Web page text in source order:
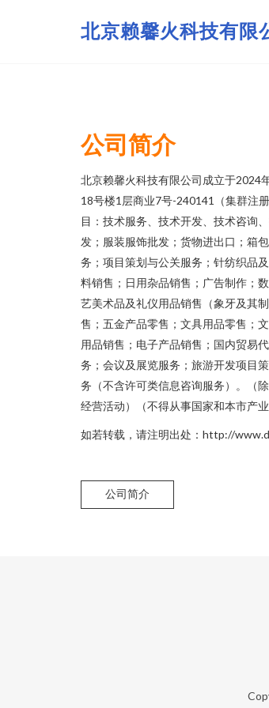
北京赖馨火科技有限
公司简介
北京赖馨火科技有限公司成立于2024
18号楼1层商业7号-240141（集群注
目：技术服务、技术开发、技术咨询
发；服装服饰批发；货物进出口；箱
务；项目策划与公关服务；针纺织品
料销售；日用杂品销售；广告制作；
艺美术品及礼仪用品销售（象牙及其
售；五金产品零售；文具用品零售；
用品销售；电子产品销售；国内贸易
务；会议及展览服务；旅游开发项目
务（不含许可类信息咨询服务）。（
经营活动）（不得从事国家和本市产
如若转载，请注明出处：http://
公司简介